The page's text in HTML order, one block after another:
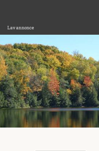
Lav annonce